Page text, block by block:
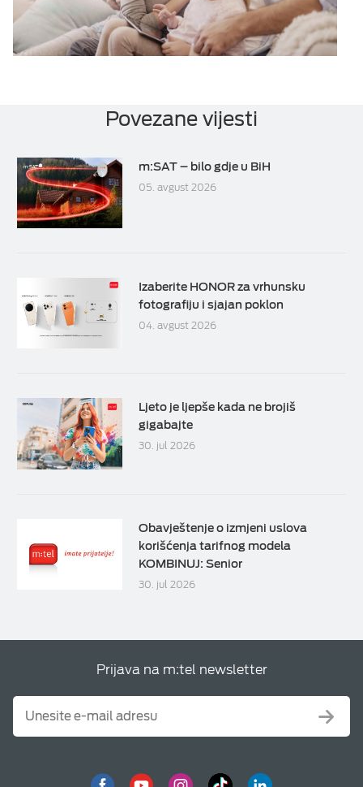
Povezane vijesti
m:SAT – bilo gdje u BiH
05. avgust 2026
Izaberite HONOR za vrhunsku
fotografiju i sjajan poklon
04. avgust 2026
Ljeto je ljepše kada ne brojiš
gigabajte
30. jul 2026
Obavještenje o izmjeni uslova
korišćenja tarifnog modela
KOMBINUJ: Senior
30. jul 2026
Prijava na m:tel newsletter